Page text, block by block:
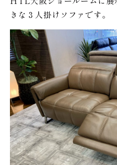
きな３人掛けソファです。